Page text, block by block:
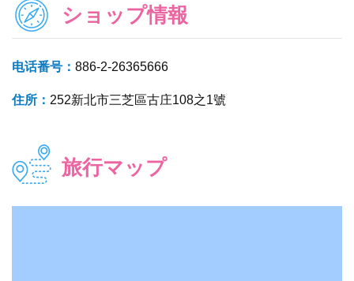
ショップ情報
电话番号： 886-2-26365666
住所： 252新北市三芝區古庄108之1號
旅行マップ